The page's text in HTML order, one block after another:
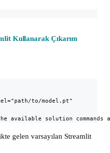
Kullanarak Çıkarım
to/model.pt"
solution commands
gelen varsayılan Streamlit